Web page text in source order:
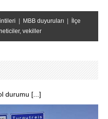
MBB duyuruları
İlçe
vekiller
durumu [...]